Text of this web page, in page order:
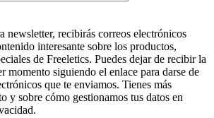
newsletter, recibirás correos electrónicos
interesante sobre los productos,
de Freeletics. Puedes dejar de recibir la
momento siguiendo el enlace para darse de
que te enviamos. Tienes más
y sobre cómo gestionamos tus datos en